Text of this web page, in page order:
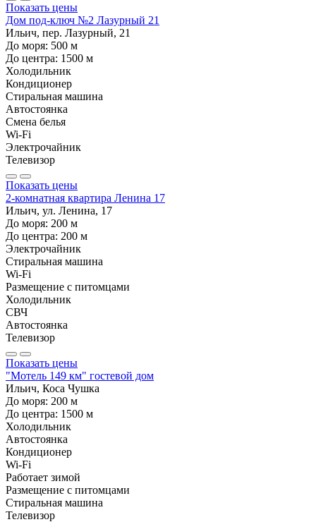
Показать цены
Дом под-ключ №2 Лазурный 21
Ильич, пер. Лазурный, 21
До моря: 500 м
До центра: 1500 м
Холодильник
Кондиционер
Стиральная машина
Автостоянка
Смена белья
Wi-Fi
Электрочайник
Телевизор
Показать цены
2-комнатная квартира Ленина 17
Ильич, ул. Ленина, 17
До моря: 200 м
До центра: 200 м
Электрочайник
Стиральная машина
Wi-Fi
Размещение с питомцами
Холодильник
СВЧ
Автостоянка
Телевизор
Показать цены
"Мотель 149 км" гостевой дом
Ильич, Коса Чушка
До моря: 200 м
До центра: 1500 м
Холодильник
Автостоянка
Кондиционер
Wi-Fi
Работает зимой
Размещение с питомцами
Стиральная машина
Телевизор